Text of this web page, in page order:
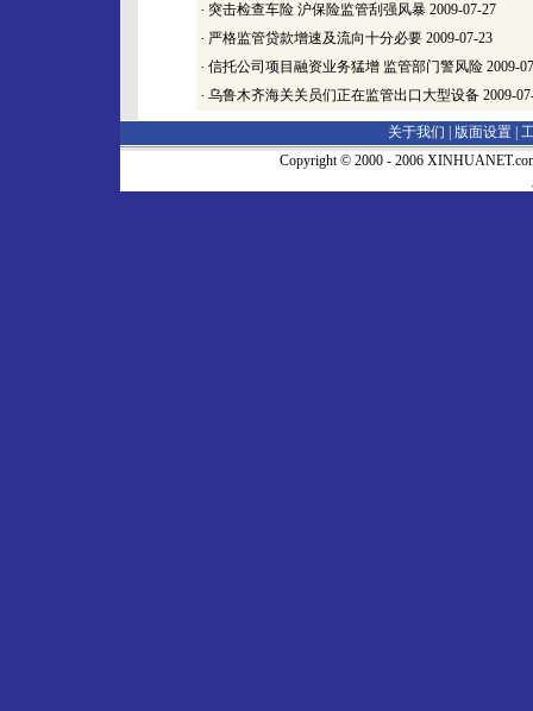
· 突击检查车险 沪保险监管刮强风暴 2009-07-27
· 严格监管贷款增速及流向十分必要 2009-07-23
· 信托公司项目融资业务猛增 监管部门警风险 2009-
· 乌鲁木齐海关关员们正在监管出口大型设备 2009-
关于我们 | 版面设置
Copyright © 2000 - 2006